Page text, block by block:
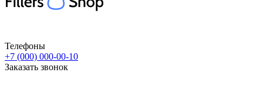
Телефоны
+7 (000) 000-00-10
Заказать звонок